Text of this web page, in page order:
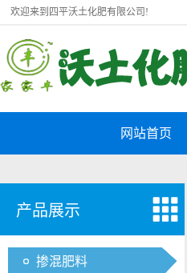
欢迎来到四平沃土化肥有限公司!
网站首页
产品展示
掺混肥料